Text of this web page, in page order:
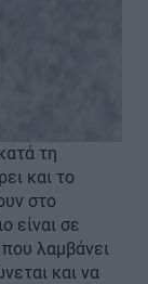
τη
και το
στο
είναι σε
λαμβάνει
και να